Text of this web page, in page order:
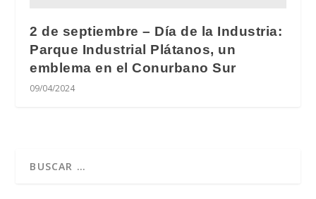
2 de septiembre – Día de la Industria:
Parque Industrial Plátanos, un
emblema en el Conurbano Sur
09/04/2024